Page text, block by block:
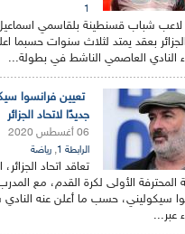
1
لاعب شباب قسنطينة بلقاسمي
الجزائر بعقد يمتد لثلاث سنوات حسبما
النادي العاصمي الناشط في بطولة...
تعيين فرانسوا
جديدًا لاتحاد الجزائر
06 أغسطس 2020
الرابطة 1 , رياضة
تعاقد اتحاد
المحترفة الأولى لكرة القدم، مع
سيكوليني، حسب ما أعلن عنه
عبر...